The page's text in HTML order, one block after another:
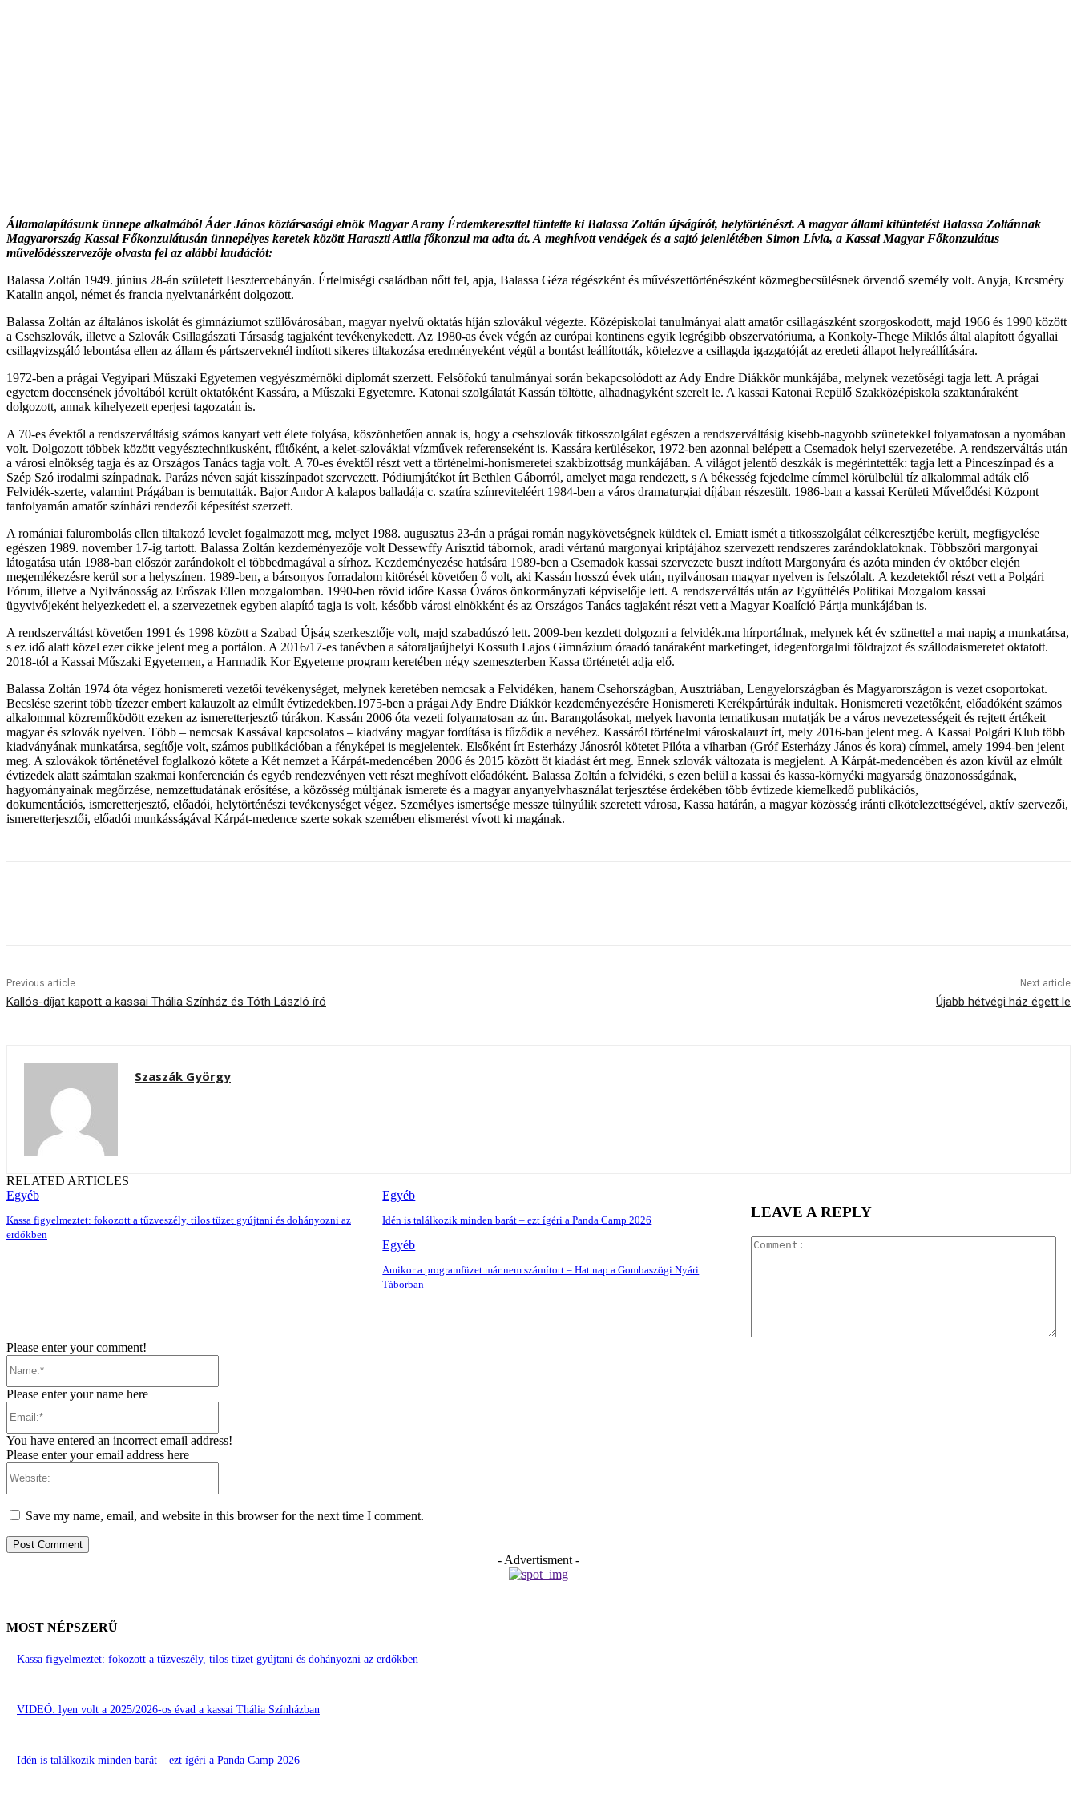
Államalapításunk ünnepe alkalmából Áder János köztársasági elnök Magyar Arany Érdemkereszttel tüntette ki Balassa Zoltán újságírót, helytörténészt. A magyar állami kitüntetést Balassa Zoltánnak
Magyarország Kassai Főkonzulátusán ünnepélyes keretek között Haraszti Attila főkonzul ma adta át. A meghívott vendégek és a sajtó jelenlétében Simon Lívia, a Kassai Magyar Főkonzulátus
művelődésszervezője olvasta fel az alábbi laudációt:
Balassa Zoltán 1949. június 28-án született Besztercebányán. Értelmiségi családban nőtt fel, apja, Balassa Géza régészként és művészettörténészként közmegbecsülésnek örvendő személy volt. Anyja, Krcsméry
Katalin angol, német és francia nyelvtanárként dolgozott.
Balassa Zoltán az általános iskolát és gimnáziumot szülővárosában, magyar nyelvű oktatás híján szlovákul végezte. Középiskolai tanulmányai alatt amatőr csillagászként szorgoskodott, majd 1966 és 1990 között
a Csehszlovák, illetve a Szlovák Csillagászati Társaság tagjaként tevékenykedett. Az 1980-as évek végén az európai kontinens egyik legrégibb obszervatóriuma, a Konkoly-Thege Miklós által alapított ógyallai
csillagvizsgáló lebontása ellen az állam és pártszerveknél indított sikeres tiltakozása eredményeként végül a bontást leállították, kötelezve a csillagda igazgatóját az eredeti állapot helyreállítására.
1972-ben a prágai Vegyipari Műszaki Egyetemen vegyészmérnöki diplomát szerzett. Felsőfokú tanulmányai során bekapcsolódott az Ady Endre Diákkör munkájába, melynek vezetőségi tagja lett. A prágai
egyetem docensének jóvoltából került oktatóként Kassára, a Műszaki Egyetemre. Katonai szolgálatát Kassán töltötte, alhadnagyként szerelt le. A kassai Katonai Repülő Szakközépiskola szaktanáraként
dolgozott, annak kihelyezett eperjesi tagozatán is.
A 70-es évektől a rendszerváltásig számos kanyart vett élete folyása, köszönhetően annak is, hogy a csehszlovák titkosszolgálat egészen a rendszerváltásig kisebb-nagyobb szünetekkel folyamatosan a nyomában
volt. Dolgozott többek között vegyésztechnikusként, fűtőként, a kelet-szlovákiai vízművek referenseként is. Kassára kerülésekor, 1972-ben azonnal belépett a Csemadok helyi szervezetébe. A rendszerváltás után
a városi elnökség tagja és az Országos Tanács tagja volt. A 70-es évektől részt vett a történelmi-honismeretei szakbizottság munkájában. A világot jelentő deszkák is megérintették: tagja lett a Pinceszínpad és a
Szép Szó irodalmi színpadnak. Parázs néven saját kisszínpadot szervezett. Pódiumjátékot írt Bethlen Gáborról, amelyet maga rendezett, s A békesség fejedelme címmel körülbelül tíz alkalommal adták elő
Felvidék-szerte, valamint Prágában is bemutatták. Bajor Andor A kalapos balladája c. szatíra színreviteléért 1984-ben a város dramaturgiai díjában részesült. 1986-ban a kassai Kerületi Művelődési Központ
tanfolyamán amatőr színházi rendezői képesítést szerzett.
A romániai falurombolás ellen tiltakozó levelet fogalmazott meg, melyet 1988. augusztus 23-án a prágai román nagykövetségnek küldtek el. Emiatt ismét a titkosszolgálat célkeresztjébe került, megfigyelése
egészen 1989. november 17-ig tartott. Balassa Zoltán kezdeményezője volt Dessewffy Arisztid tábornok, aradi vértanú margonyai kriptájához szervezett rendszeres zarándoklatoknak. Többszöri margonyai
látogatása után 1988-ban először zarándokolt el többedmagával a sírhoz. Kezdeményezése hatására 1989-ben a Csemadok kassai szervezete buszt indított Margonyára és azóta minden év október elején
megemlékezésre kerül sor a helyszínen. 1989-ben, a bársonyos forradalom kitörését követően ő volt, aki Kassán hosszú évek után, nyilvánosan magyar nyelven is felszólalt. A kezdetektől részt vett a Polgári
Fórum, illetve a Nyilvánosság az Erőszak Ellen mozgalomban. 1990-ben rövid időre Kassa Óváros önkormányzati képviselője lett. A rendszerváltás után az Együttélés Politikai Mozgalom kassai
ügyvivőjeként helyezkedett el, a szervezetnek egyben alapító tagja is volt, később városi elnökként és az Országos Tanács tagjaként részt vett a Magyar Koalíció Pártja munkájában is.
A rendszerváltást követően 1991 és 1998 között a Szabad Újság szerkesztője volt, majd szabadúszó lett. 2009-ben kezdett dolgozni a felvidék.ma hírportálnak, melynek két év szünettel a mai napig a munkatársa,
s ez idő alatt közel ezer cikke jelent meg a portálon. A 2016/17-es tanévben a sátoraljaújhelyi Kossuth Lajos Gimnázium óraadó tanáraként marketinget, idegenforgalmi földrajzot és szállodaismeretet oktatott.
2018-tól a Kassai Műszaki Egyetemen, a Harmadik Kor Egyeteme program keretében négy szemeszterben Kassa történetét adja elő.
Balassa Zoltán 1974 óta végez honismereti vezetői tevékenységet, melynek keretében nemcsak a Felvidéken, hanem Csehországban, Ausztriában, Lengyelországban és Magyarországon is vezet csoportokat.
Becslése szerint több tízezer embert kalauzolt az elmúlt évtizedekben.1975-ben a prágai Ady Endre Diákkör kezdeményezésére Honismereti Kerékpártúrák indultak. Honismereti vezetőként, előadóként számos
alkalommal közreműködött ezeken az ismeretterjesztő túrákon. Kassán 2006 óta vezeti folyamatosan az ún. Barangolásokat, melyek havonta tematikusan mutatják be a város nevezetességeit és rejtett értékeit
magyar és szlovák nyelven. Több – nemcsak Kassával kapcsolatos – kiadvány magyar fordítása is fűződik a nevéhez. Kassáról történelmi városkalauzt írt, mely 2016-ban jelent meg. A Kassai Polgári Klub több
kiadványának munkatársa, segítője volt, számos publikációban a fényképei is megjelentek. Elsőként írt Esterházy Jánosról kötetet Pilóta a viharban (Gróf Esterházy János és kora) címmel, amely 1994-ben jelent
meg. A szlovákok történetével foglalkozó kötete a Két nemzet a Kárpát-medencében 2006 és 2015 között öt kiadást ért meg. Ennek szlovák változata is megjelent. A Kárpát-medencében és azon kívül az elmúlt
évtizedek alatt számtalan szakmai konferencián és egyéb rendezvényen vett részt meghívott előadóként. Balassa Zoltán a felvidéki, s ezen belül a kassai és kassa-környéki magyarság önazonosságának,
hagyományainak megőrzése, nemzettudatának erősítése, a közösség múltjának ismerete és a magyar anyanyelvhasználat terjesztése érdekében több évtizede kiemelkedő publikációs,
dokumentációs, ismeretterjesztő, előadói, helytörténészi tevékenységet végez. Személyes ismertsége messze túlnyúlik szeretett városa, Kassa határán, a magyar közösség iránti elkötelezettségével, aktív szervezői,
ismeretterjesztői, előadói munkásságával Kárpát-medence szerte sokak szemében elismerést vívott ki magának.
Previous article
Kallós-díjat kapott a kassai Thália Színház és Tóth László író
Next article
Újabb hétvégi ház égett le
Szaszák György
RELATED ARTICLES
Egyéb
Kassa figyelmeztet: fokozott a tűzveszély, tilos tüzet gyújtani és dohányozni az
erdőkben
Egyéb
Idén is találkozik minden barát – ezt ígéri a Panda Camp 2026
Egyéb
Amikor a programfüzet már nem számított – Hat nap a Gombaszögi Nyári
Táborban
LEAVE A REPLY
Please enter your comment!
Please enter your name here
You have entered an incorrect email address!
Please enter your email address here
Save my name, email, and website in this browser for the next time I comment.
- Advertisment -
MOST NÉPSZERŰ
Kassa figyelmeztet: fokozott a tűzveszély, tilos tüzet gyújtani és dohányozni az erdőkben
VIDEÓ: lyen volt a 2025/2026-os évad a kassai Thália Színházban
Idén is találkozik minden barát – ezt ígéri a Panda Camp 2026